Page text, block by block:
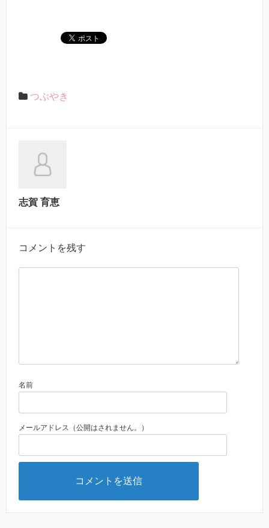
つぶやき
志賀 育恵
コメントを残す
名前
メールアドレス（公開はされません。）